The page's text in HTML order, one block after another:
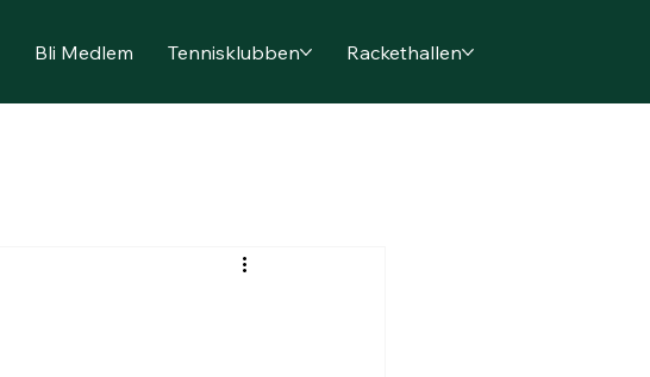
Bli Medlem Tennisklubben Rackethallen